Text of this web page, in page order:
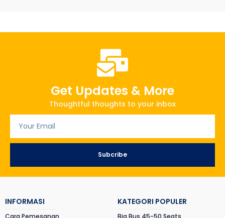
Get Updates & More
Thoughtful thoughts to your inbox
Subcribe
INFORMASI
Cara Pemesanan
KATEGORI POPULER
Big Bus 45-50 Seats